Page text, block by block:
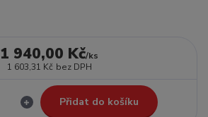
1 940,00 Kč/ks
1 603,31 Kč bez DPH
Přidat do košíku